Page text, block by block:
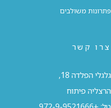
פתרונות משולבים
צרו קשר
גלגלי הפלדה 18,
הרצליה פיתוח